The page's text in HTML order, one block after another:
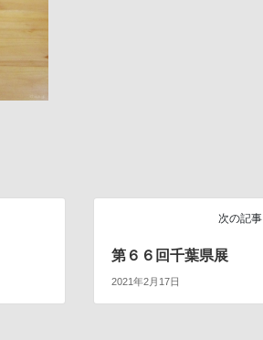
次の記事
第６６回千葉県展
2021年2月17日